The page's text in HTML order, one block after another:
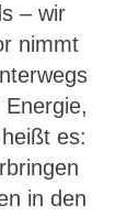
– wir
nimmt
es:
in den